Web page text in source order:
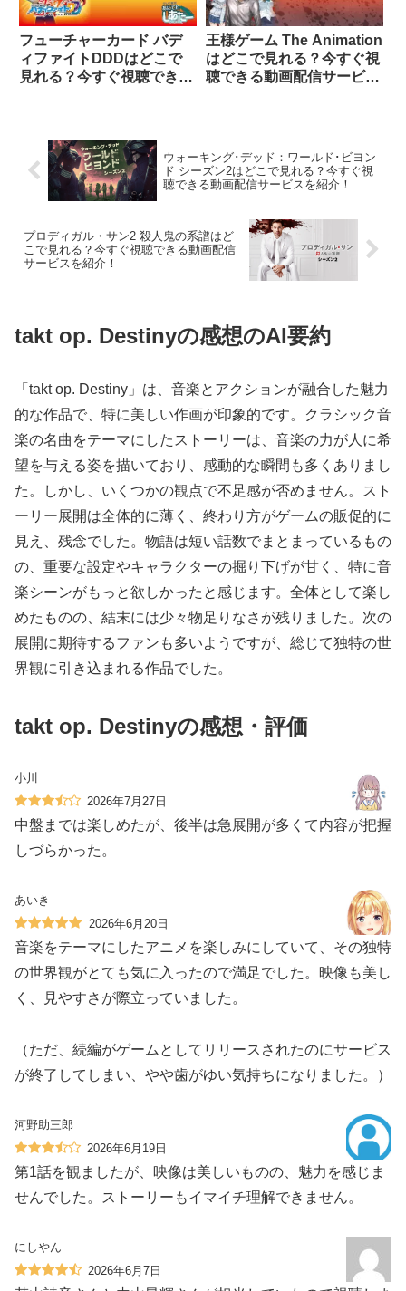
フューチャーカード バデ
ィファイトDDDはどこで
見れる？今すぐ視聴できる
王様ゲーム The Animation
はどこで見れる？今すぐ視
聴できる動画配信サービス
ウォーキング･デッド：ワールド･ビヨン
ド シーズン2はどこで見れる？今すぐ視
聴できる動画配信サービスを紹介！
プロディガル・サン2 殺人鬼の系譜はど
こで見れる？今すぐ視聴できる動画配信
サービスを紹介！
takt op. Destinyの感想のAI要約
「takt op. Destiny」は、音楽とアクションが融合した魅力
的な作品で、特に美しい作画が印象的です。クラシック音
楽の名曲をテーマにしたストーリーは、音楽の力が人に希
望を与える姿を描いており、感動的な瞬間も多くありまし
た。しかし、いくつかの観点で不足感が否めません。スト
ーリー展開は全体的に薄く、終わり方がゲームの販促的に
見え、残念でした。物語は短い話数でまとまっているもの
の、重要な設定やキャラクターの掘り下げが甘く、特に音
楽シーンがもっと欲しかったと感じます。全体として楽し
めたものの、結末には少々物足りなさが残りました。次の
展開に期待するファンも多いようですが、総じて独特の世
界観に引き込まれる作品でした。
takt op. Destinyの感想・評価
小川
2026年7月27日
中盤までは楽しめたが、後半は急展開が多くて内容が把握
しづらかった。
あいき
2026年6月20日
音楽をテーマにしたアニメを楽しみにしていて、その独特
の世界観がとても気に入ったので満足でした。映像も美し
く、見やすさが際立っていました。
（ただ、続編がゲームとしてリリースされたのにサービス
が終了してしまい、やや歯がゆい気持ちになりました。）
河野助三郎
2026年6月19日
第1話を観ましたが、映像は美しいものの、魅力を感じま
せんでした。ストーリーもイマイチ理解できません。
にしやん
2026年6月7日